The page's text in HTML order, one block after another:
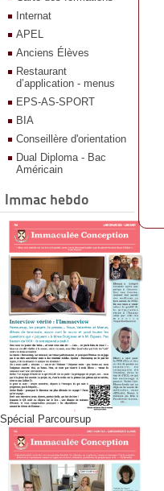
Internat
APEL
Anciens Élèves
Restaurant
d’application - menus
EPS-AS-SPORT
BIA
Conseillère d'orientation
Dual Diploma - Bac
Américain
Immac hebdo
Spécial Parcoursup